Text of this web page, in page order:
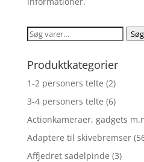
Søg
Søg
Produktkategorier
1-2 personers telte (2)
3-4 personers telte (6)
Actionkameraer, gadgets
Adaptere til skivebremser
Affjedret sadelpinde (3)